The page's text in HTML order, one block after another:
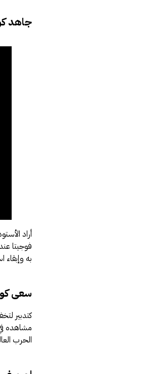
جاهد
أراد
فوجيتا
به وإبقاء
سعى
مشاهده
الحرب